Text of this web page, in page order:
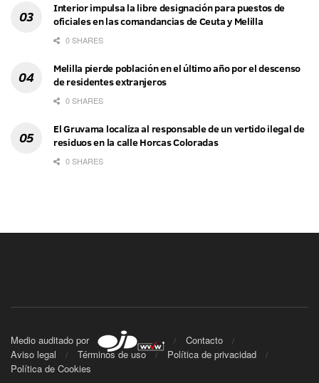
Interior impulsa la libre designación para puestos de
oficiales en las comandancias de Ceuta y Melilla
0 SHARES
Melilla pierde población en el último año por el descenso
de residentes extranjeros
0 SHARES
El Gruvama localiza al responsable de un vertido ilegal de
residuos en la calle Horcas Coloradas
0 SHARES
Medio auditado por
Contacto
Aviso legal
Términos de uso
Política de privacidad
Política de Cookies